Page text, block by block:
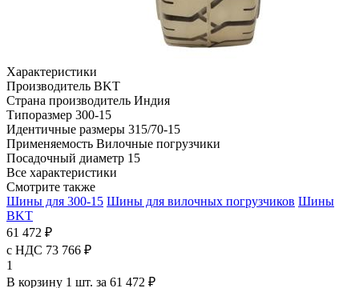
Характеристики
Производитель BKT
Страна производитель Индия
Типоразмер 300-15
Идентичные размеры 315/70-15
Применяемость Вилочные погрузчики
Посадочный диаметр 15
Все характеристики
Смотрите также
Шины для 300-15 Шины для вилочных погрузчиков Шины
BKT
61 472 ₽
с НДС 73 766 ₽
1
В корзину 1 шт. за 61 472 ₽